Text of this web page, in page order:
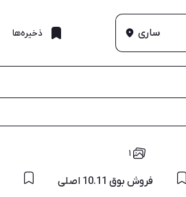
ساری ذخیره‌ها
۱
فروش بوق 10.11 اصلی